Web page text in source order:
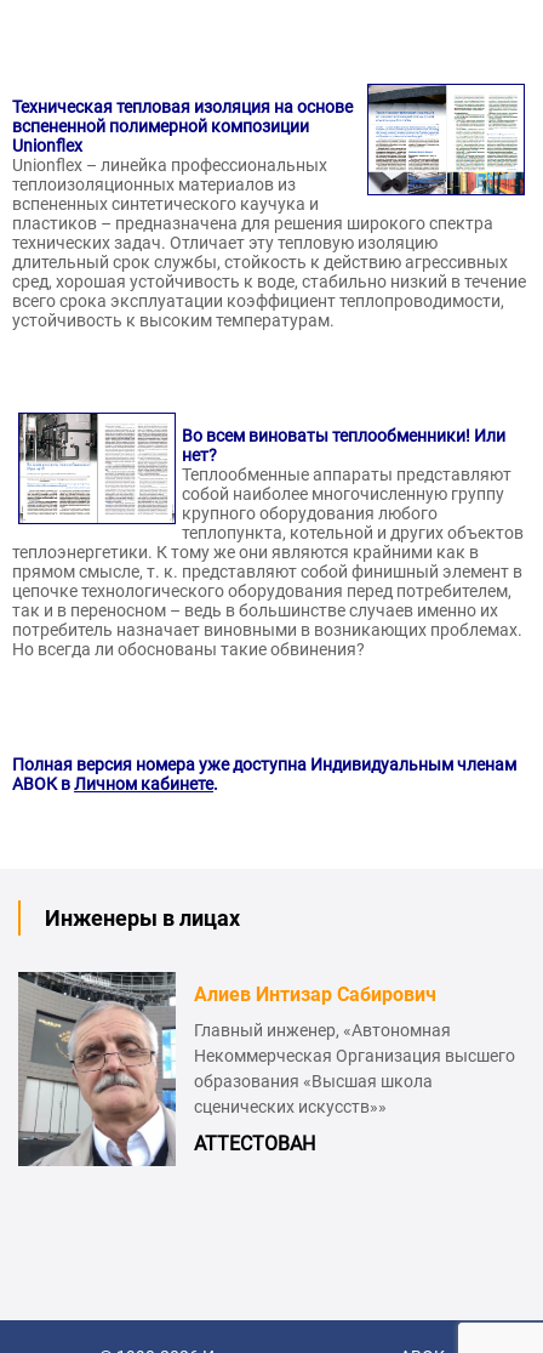
Техническая тепловая изоляция на основе
вспененной полимерной композиции
Unionflex
Unionflex – линейка профессиональных
теплоизоляционных материалов из
вспененных синтетического каучука и
пластиков – предназначена для решения широкого спектра
технических задач. Отличает эту тепловую изоляцию
длительный срок службы, стойкость к действию агрессивных
сред, хорошая устойчивость к воде, стабильно низкий в течение
всего срока эксплуатации коэффициент теплопроводимости,
устойчивость к высоким температурам.
Во всем виноваты теплообменники! Или
нет?
Теплообменные аппараты представляют
собой наиболее многочисленную группу
крупного оборудования любого
теплопункта, котельной и других объектов
теплоэнергетики. К тому же они являются крайними как в
прямом смысле, т. к. представляют собой финишный элемент в
цепочке технологического оборудования перед потребителем,
так и в переносном – ведь в большинстве случаев именно их
потребитель назначает виновными в возникающих проблемах.
Но всегда ли обоснованы такие обвинения?
Полная версия номера уже доступна Индивидуальным членам
АВОК вЛичном кабинете.
Инженеры в лицах
Алиев Интизар Сабирович
Главный инженер, «Автономная
Некоммерческая Организация высшего
образования «Высшая школа
сценических искусств»»
АТТЕСТОВАН